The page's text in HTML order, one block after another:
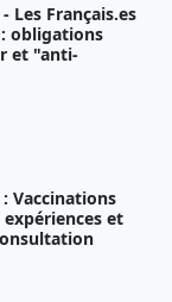
Les Français.es
obligations
et "anti-
: Vaccinations
et